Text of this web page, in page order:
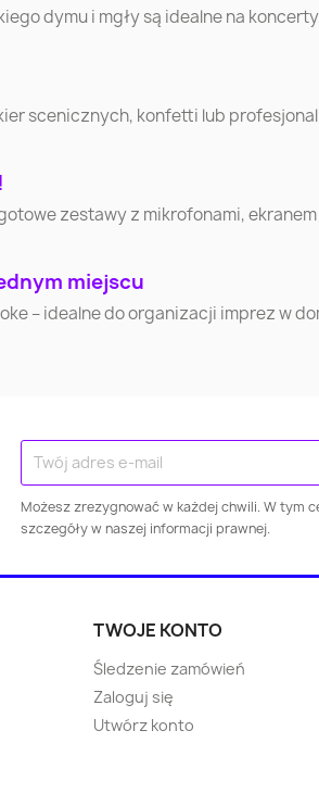
Łomża
Lubliniec Cieszyn
Kraśnik
Jarosław
Żary
Choszczno
Strzegom
dymu i mgły są idealne na
scenicznych, konfetti lub
zestawy z mikrofonami,
miejscu
– idealne do organizacji imprez w
Możesz zrezygnować w każdej chwili. W tym
szczegóły w naszej informacji prawnej.
TWOJE KONTO
Śledzenie zamówień
Zaloguj się
Utwórz konto